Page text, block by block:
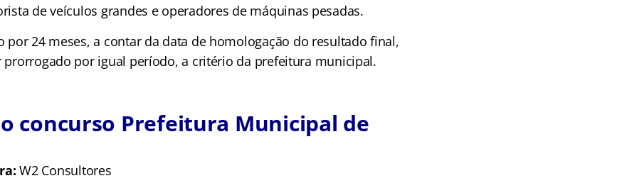
de veículos grandes e operadores de máquinas pesadas.
por 24 meses, a contar da data de homologação do resultado final,
prorrogado por igual período, a critério da prefeitura municipal.
concurso Prefeitura Municipal de
W2 Consultores